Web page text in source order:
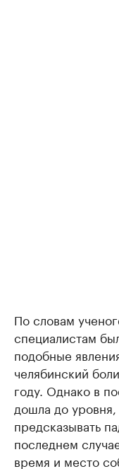
По словам
специалистам
подобные
челябинский
году. Однако в
дошла до
предсказывать
последнем
время и место